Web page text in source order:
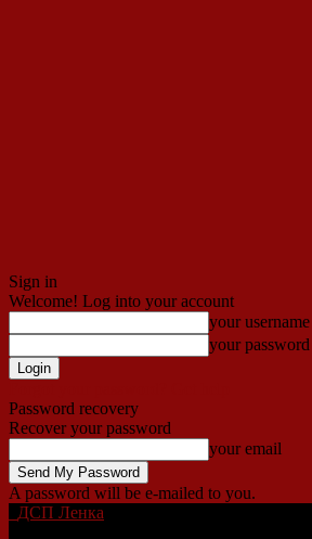
Sign in
Welcome! Log into your account
your username
your password
Password recovery
Recover your password
your email
A password will be e-mailed to you.
ДСП Ленка